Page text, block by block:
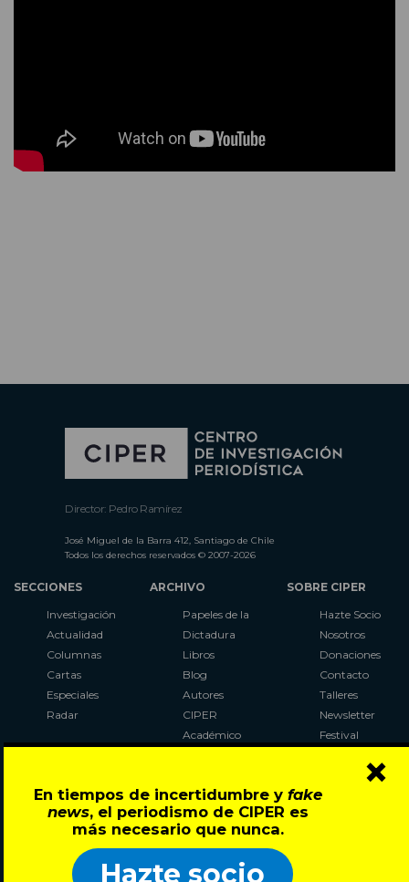
En tiempos de incertidumbre y fake
news, el periodismo de CIPER es
más necesario que nunca.
Hazte socio
×
Director: Pedro Ramírez
José Miguel de la Barra 412, Santiago de Chile
Todos los derechos reservados © 2007-2026
SECCIONES
Investigación
Actualidad
Columnas
Cartas
Especiales
Radar
ARCHIVO
Papeles de la
Dictadura
Libros
Blog
Autores
CIPER
Académico
Al Plebiscito
con CIPER
SOBRE CIPER
Hazte Socio
Nosotros
Donaciones
Contacto
Talleres
Newsletter
Festival